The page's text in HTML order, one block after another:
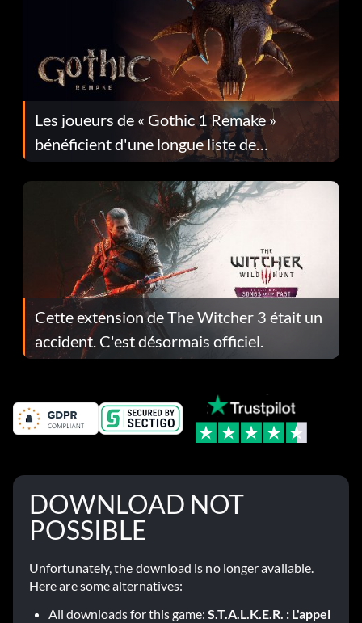
Les joueurs de « Gothic 1 Remake »
bénéficient d'une longue liste de
corrections dans la mise à jour 1.0.4
Cette extension de The Witcher 3 était un
accident. C'est désormais officiel.
DOWNLOAD NOT
POSSIBLE
Unfortunately, the download is no longer available.
Here are some alternatives:
All downloads for this game: S.T.A.L.K.E.R. : L'appel